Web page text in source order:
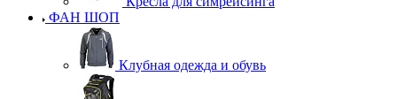
ФАН ШОП
Клубная одежда и обувь